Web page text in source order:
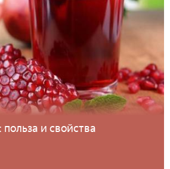
и свойства